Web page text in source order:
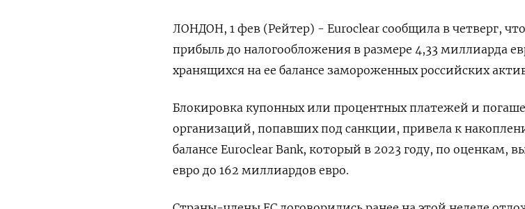
ЛОНДОН, 1 фев (Рейтер) - Euroclear сообщила в четверг,
прибыль до налогообложения в размере 4,33 миллиарда
хранящихся на ее балансе замороженных российских
Блокировка купонных или процентных платежей и
организаций, попавших под санкции, привела к
балансе Euroclear Bank, который в 2023 году, по оценкам,
евро до 162 миллиардов евро.